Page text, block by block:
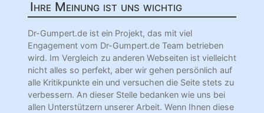
Ihre Meinung ist uns wichtig
Dr-Gumpert.de ist ein Projekt, das mit viel
Engagement vom Dr-Gumpert.de Team betrieben
wird. Im Vergleich zu anderen Webseiten ist vielleicht
nicht alles so perfekt, aber wir gehen persönlich auf
alle Kritikpunkte ein und versuchen die Seite stets zu
verbessern. An dieser Stelle bedanken wie uns bei
allen Unterstützern unserer Arbeit. Wenn Ihnen diese